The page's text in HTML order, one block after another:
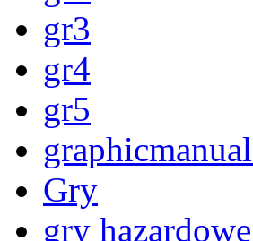
gr3
gr4
gr5
Gry
gry hazardowe